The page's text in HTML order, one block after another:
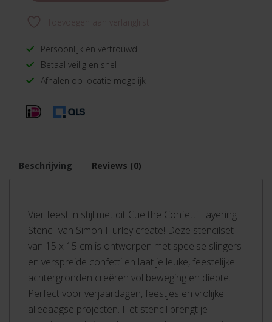
Persoonlijk en vertrouwd
Betaal veilig en snel
Afhalen op locatie mogelijk
Beschrijving Reviews (0)
Vier feest in stijl met dit Cue the Confetti Layering
Stencil van Simon Hurley create! Deze stencilset
van 15 x 15 cm is ontworpen met speelse slingers
en verspreide confetti en laat je leuke, feestelijke
achtergronden creëren vol beweging en diepte.
Perfect voor verjaardagen, feestjes en vrolijke
alledaagse projecten. Het stencil brengt je